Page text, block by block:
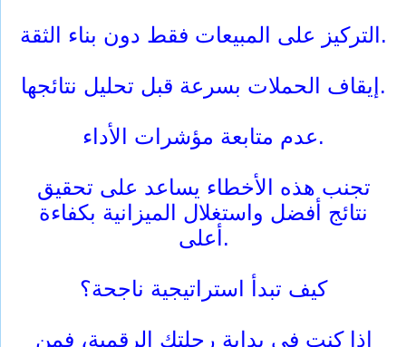
التركيز على المبيعات فقط دون بناء الثقة.
إيقاف الحملات بسرعة قبل تحليل نتائجها.
عدم متابعة مؤشرات الأداء.
تجنب هذه الأخطاء يساعد على تحقيق
نتائج أفضل واستغلال الميزانية بكفاءة
أعلى.
كيف تبدأ استراتيجية ناجحة؟
إذا كنت في بداية رحلتك الرقمية، فمن